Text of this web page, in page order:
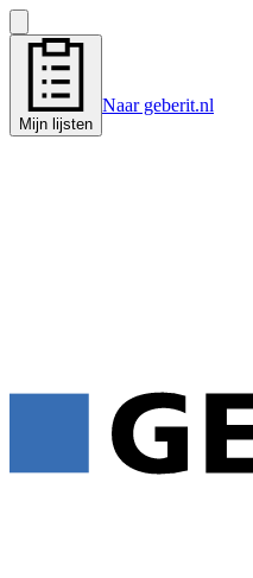
Mijn lijsten
Naar geberit.nl